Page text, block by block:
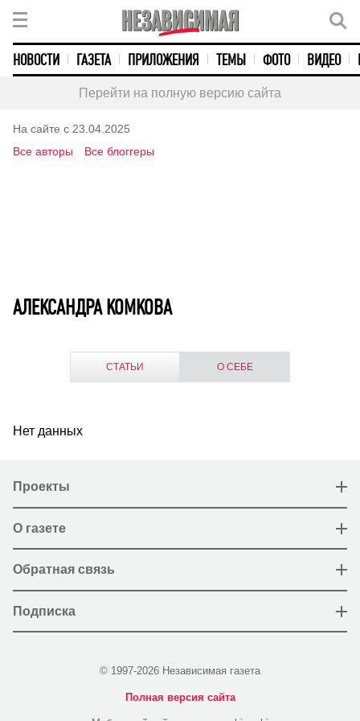
НОВОСТИ ГАЗЕТА ПРИЛОЖЕНИЯ ТЕМЫ ФОТО ВИДЕО
Перейти на полную версию сайта
На сайте с 23.04.2025
Все авторы
Все блоггеры
АЛЕКСАНДРА КОМКОВА
СТАТЬИ О СЕБЕ
Нет данных
Проекты
О газете
Обратная связь
Подписка
© 1997-2026 Независимая газета
Полная версия сайта